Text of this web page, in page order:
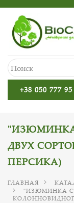
+38 050 777
ДВУХ
ПЕРСИКА)
ГЛАВНАЯ
"ИЗЮМИНКА